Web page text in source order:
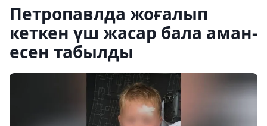
Петропавлда жоғалып
кеткен үш жасар бала аман-
есен табылды